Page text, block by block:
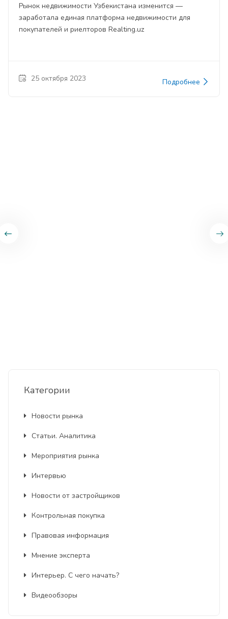
Рынок недвижимости Узбекистана изменится —
заработала единая платформа недвижимости для
покупателей и риелторов Realting.uz
25 октября 2023 Подробнее
Категории
Новости рынка
Статьи. Аналитика
Мероприятия рынка
Интервью
Новости от застройщиков
Контрольная покупка
Правовая информация
Мнение эксперта
Интерьер. С чего начать?
Видеообзоры